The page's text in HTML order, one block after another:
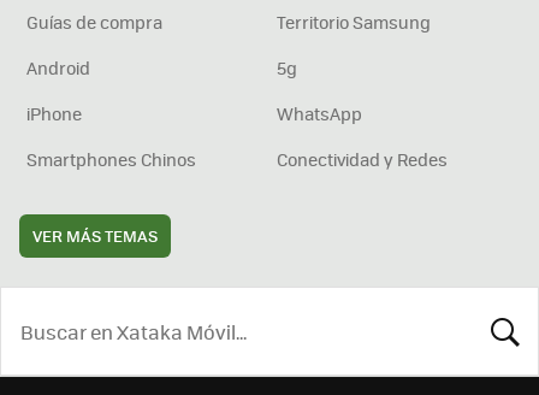
Guías de compra
Territorio Samsung
Android
5g
iPhone
WhatsApp
Smartphones Chinos
Conectividad y Redes
VER MÁS TEMAS